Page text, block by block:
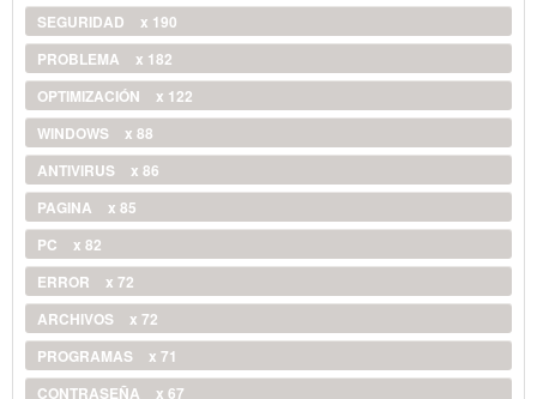
SEGURIDAD
x 190
PROBLEMA
x 182
OPTIMIZACIÓN
x 122
WINDOWS
x 88
ANTIVIRUS
x 86
PAGINA
x 85
PC
x 82
ERROR
x 72
ARCHIVOS
x 72
PROGRAMAS
x 71
CONTRASEÑA
x 67